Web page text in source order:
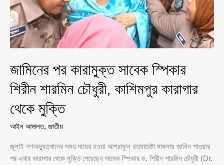
অভিযোগ
সোনিয়ার
জামিনের পর কারামুক্ত সাবেক স্পিকার
শিরীন শারমিন চৌধুরী, কাশিমপুর কারাগার
থেকে মুক্তি
আইন আদালত, জাতীয়
জুলাই গণঅভ্যুত্থানের সময় দায়ের হওয়া আশরাফুল হত্যাচেষ্টা মামলায় জামিন পাওয়ার
পর এবার কারাগার থেকে মুক্তি পেয়েছেন সাবেক স্পিকার ড. শিরীন শারমিন চৌধুরী (Dr.